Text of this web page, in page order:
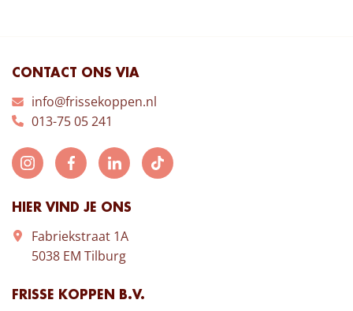
CONTACT ONS VIA
info@frissekoppen.nl
013-75 05 241
HIER VIND JE ONS
Fabriekstraat 1A
5038 EM Tilburg
FRISSE KOPPEN B.V.